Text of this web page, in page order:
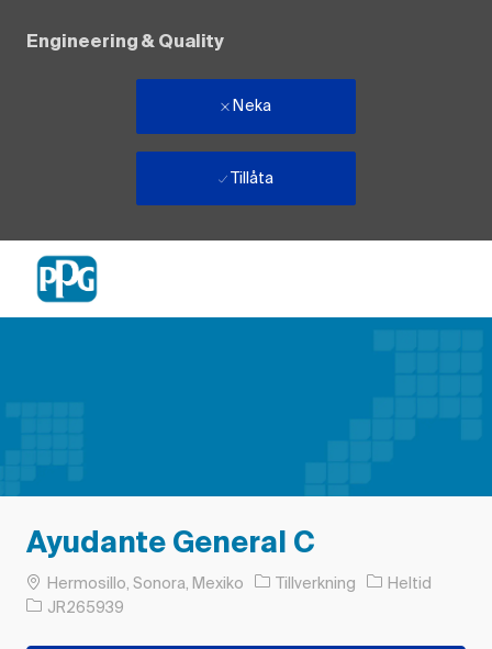
Engineering & Quality
Neka
Tillåta
Ayudante General C
PlatsHermosillo, Sonora, Mexiko Kategori
Tillverkning Typ av jobb
Heltid
Jobb-ID
JR265939